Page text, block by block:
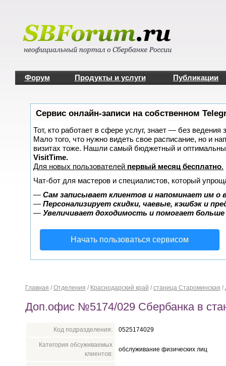
Форум Продукты и услуги Публикации
Сервис онлайн-записи на собственном
Тот, кто работает в сфере услуг, знает — без ведения
Мало того, что нужно видеть свое расписание, но и
визитах тоже. Нашли самый бюджетный и
VisitTime.
Для новых пользователей первый месяц бесплатно.
Чат-бот для мастеров и специалистов, который
— Сам записывает клиентов и напоминает им о
— Персонализирует скидки, чаевые, кэшбэк и
— Увеличивает доходимость и помогает
Начать пользоваться сервисом
Главная / Отделения / Краснодарский край / станица Староминская /
Доп.офис №5174/029 Сбербанка в
Код подразделения: 0525174029
Категория обсуживаемых
клиентов:
обслуживание физических лиц